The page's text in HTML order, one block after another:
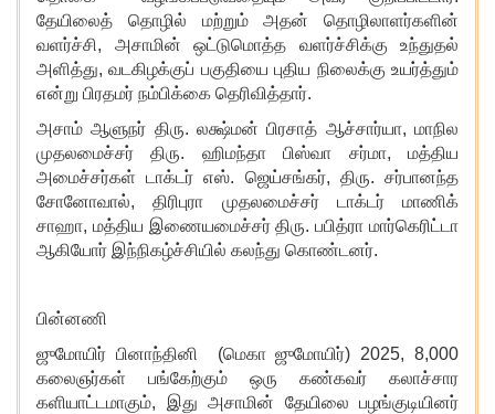
தேயிலைத் தொழில் மற்றும் அதன் தொழிலாளர்களின்
வளர்ச்சி, அசாமின் ஒட்டுமொத்த வளர்ச்சிக்கு உந்துதல்
அளித்து, வடகிழக்குப் பகுதியை புதிய நிலைக்கு உயர்த்தும்
என்று பிரதமர் நம்பிக்கை தெரிவித்தார்.
அசாம் ஆளுநர் திரு. லக்ஷ்மன் பிரசாத் ஆச்சார்யா, மாநில
முதலமைச்சர் திரு. ஹிமந்தா பிஸ்வா சர்மா, மத்திய
அமைச்சர்கள் டாக்டர் எஸ். ஜெய்சங்கர், திரு. சர்பானந்த
சோனோவால், திரிபுரா முதலமைச்சர் டாக்டர் மாணிக்
சாஹா, மத்திய இணையமைச்சர் திரு. பபித்ரா மார்கெரிட்டா
ஆகியோர் இந்நிகழ்ச்சியில் கலந்து கொண்டனர்.
பின்னணி
ஜுமோயிர் பினாந்தினி (மெகா ஜுமோயிர்) 2025, 8,000
கலைஞர்கள் பங்கேற்கும் ஒரு கண்கவர் கலாச்சார
களியாட்டமாகும், இது அசாமின் தேயிலை பழங்குடியினர்